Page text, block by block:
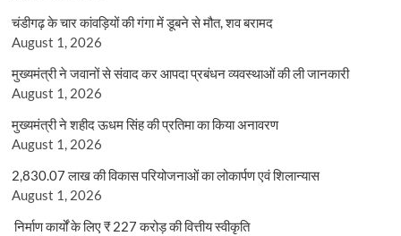
चंडीगढ़ के चार कांवड़ियों की गंगा में डूबने से मौत, शव बरामद
August 1, 2026
मुख्यमंत्री ने जवानों से संवाद कर आपदा प्रबंधन व्यवस्थाओं की ली जानकारी
August 1, 2026
मुख्यमंत्री ने शहीद ऊधम सिंह की प्रतिमा का किया अनावरण
August 1, 2026
2,830.07 लाख की विकास परियोजनाओं का लोकार्पण एवं शिलान्यास
August 1, 2026
निर्माण कार्यों के लिए ₹ 227 करोड़ की वित्तीय स्वीकृति